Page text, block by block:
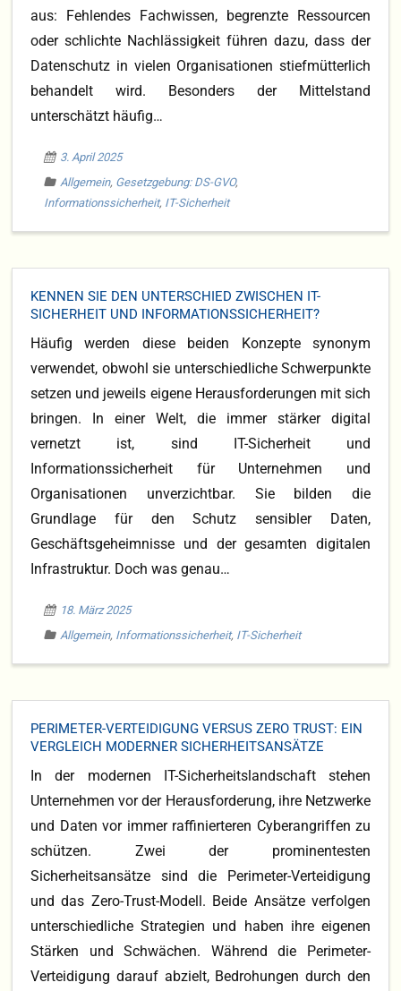
aus: Fehlendes Fachwissen, begrenzte Ressourcen
oder schlichte Nachlässigkeit führen dazu, dass der
Datenschutz in vielen Organisationen stiefmütterlich
behandelt wird. Besonders der Mittelstand
unterschätzt häufig…
3. April 2025
Allgemein, Gesetzgebung: DS-GVO,
Informationssicherheit, IT-Sicherheit
KENNEN SIE DEN UNTERSCHIED ZWISCHEN IT-
SICHERHEIT UND INFORMATIONSSICHERHEIT?
Häufig werden diese beiden Konzepte synonym
verwendet, obwohl sie unterschiedliche Schwerpunkte
setzen und jeweils eigene Herausforderungen mit sich
bringen. In einer Welt, die immer stärker digital
vernetzt ist, sind IT-Sicherheit und
Informationssicherheit für Unternehmen und
Organisationen unverzichtbar. Sie bilden die
Grundlage für den Schutz sensibler Daten,
Geschäftsgeheimnisse und der gesamten digitalen
Infrastruktur. Doch was genau…
18. März 2025
Allgemein, Informationssicherheit, IT-Sicherheit
PERIMETER-VERTEIDIGUNG VERSUS ZERO TRUST: EIN
VERGLEICH MODERNER SICHERHEITSANSÄTZE
In der modernen IT-Sicherheitslandschaft stehen
Unternehmen vor der Herausforderung, ihre Netzwerke
und Daten vor immer raffinierteren Cyberangriffen zu
schützen. Zwei der prominentesten
Sicherheitsansätze sind die Perimeter-Verteidigung
und das Zero-Trust-Modell. Beide Ansätze verfolgen
unterschiedliche Strategien und haben ihre eigenen
Stärken und Schwächen. Während die Perimeter-
Verteidigung darauf abzielt, Bedrohungen durch den